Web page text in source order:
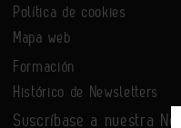
Política de cookies
Mapa web
Formación
Histórico de Newsletters
Suscríbase a nuestra